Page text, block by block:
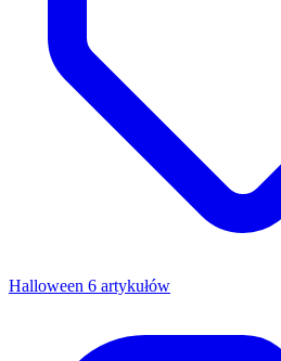
Halloween 6 artykułów